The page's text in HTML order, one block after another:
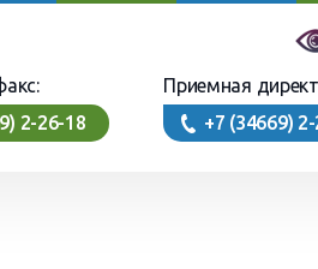
2-26-18
Приемная
+7 (34669)